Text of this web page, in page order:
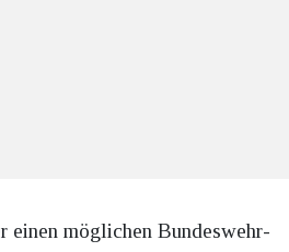
einen möglichen Bundeswehr-